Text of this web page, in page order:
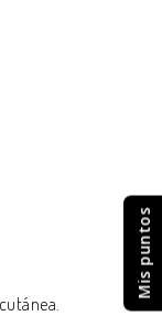
Mis puntos